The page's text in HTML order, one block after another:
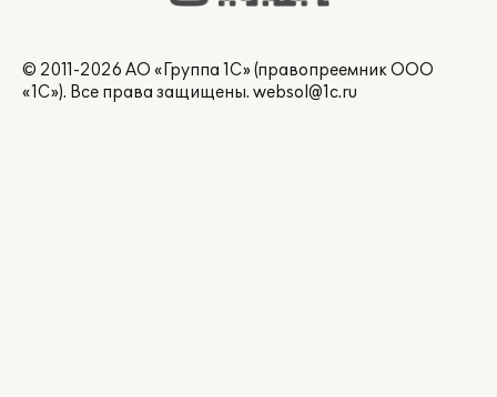
© 2011-2026 АО «Группа 1С» (правопреемник ООО
«1С»). Все права защищены. websol@1c.ru